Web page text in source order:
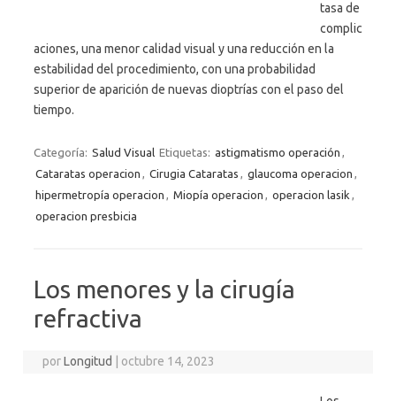
tasa de
complic
aciones, una menor calidad visual y una reducción en la
estabilidad del procedimiento, con una probabilidad
superior de aparición de nuevas dioptrías con el paso del
tiempo.
Categoría: Salud Visual Etiquetas: astigmatismo operación ,
Cataratas operacion , Cirugia Cataratas , glaucoma operacion ,
hipermetropía operacion , Miopía operacion , operacion lasik ,
operacion presbicia
Los menores y la cirugía
refractiva
porLongitud octubre 14, 2023